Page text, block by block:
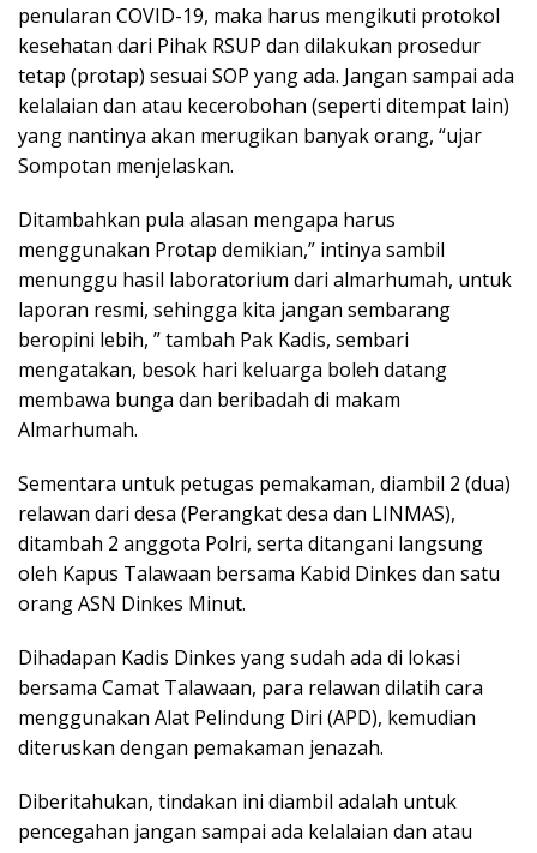
penularan COVID-19, maka harus mengikuti protokol
kesehatan dari Pihak RSUP dan dilakukan prosedur
tetap (protap) sesuai SOP yang ada. Jangan sampai ada
kelalaian dan atau kecerobohan (seperti ditempat lain)
yang nantinya akan merugikan banyak orang, “ujar
Sompotan menjelaskan.
Ditambahkan pula alasan mengapa harus
menggunakan Protap demikian,” intinya sambil
menunggu hasil laboratorium dari almarhumah, untuk
laporan resmi, sehingga kita jangan sembarang
beropini lebih, ” tambah Pak Kadis, sembari
mengatakan, besok hari keluarga boleh datang
membawa bunga dan beribadah di makam
Almarhumah.
Sementara untuk petugas pemakaman, diambil 2 (dua)
relawan dari desa (Perangkat desa dan LINMAS),
ditambah 2 anggota Polri, serta ditangani langsung
oleh Kapus Talawaan bersama Kabid Dinkes dan satu
orang ASN Dinkes Minut.
Dihadapan Kadis Dinkes yang sudah ada di lokasi
bersama Camat Talawaan, para relawan dilatih cara
menggunakan Alat Pelindung Diri (APD), kemudian
diteruskan dengan pemakaman jenazah.
Diberitahukan, tindakan ini diambil adalah untuk
pencegahan jangan sampai ada kelalaian dan atau